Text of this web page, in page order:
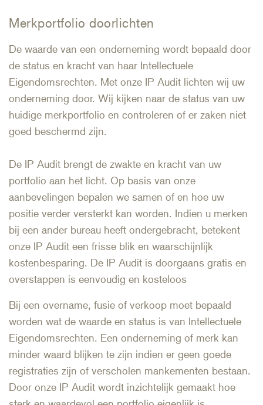
Merkportfolio doorlichten
De waarde van een onderneming wordt bepaald door
de status en kracht van haar Intellectuele
Eigendomsrechten. Met onze IP Audit lichten wij uw
onderneming door. Wij kijken naar de status van uw
huidige merkportfolio en controleren of er zaken niet
goed beschermd zijn.
De IP Audit brengt de zwakte en kracht van uw
portfolio aan het licht. Op basis van onze
aanbevelingen bepalen we samen of en hoe uw
positie verder versterkt kan worden. Indien u merken
bij een ander bureau heeft ondergebracht, betekent
onze IP Audit een frisse blik en waarschijnlijk
kostenbesparing. De IP Audit is doorgaans gratis en
overstappen is eenvoudig en kosteloos
Bij een overname, fusie of verkoop moet bepaald
worden wat de waarde en status is van Intellectuele
Eigendomsrechten. Een onderneming of merk kan
minder waard blijken te zijn indien er geen goede
registraties zijn of verscholen mankementen bestaan.
Door onze IP Audit wordt inzichtelijk gemaakt hoe